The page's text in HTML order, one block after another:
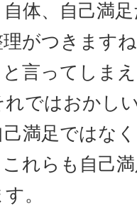
体、自己満
がつきます
言ってしま
ではおかし
満足ではな
れらも自己
。